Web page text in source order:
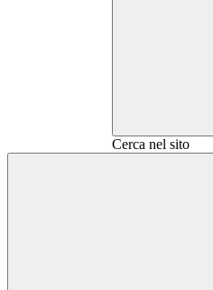
Cerca nel sito